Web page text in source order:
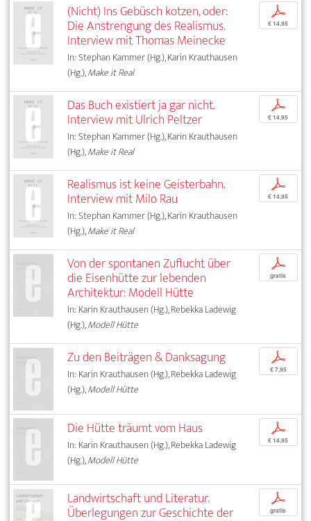
(Nicht) Ins Gebüsch kotzen, oder:
Die Anstrengung des Realismus.
Interview mit Thomas Meinecke
In: Stephan Kammer (Hg.), Karin Krauthausen
(Hg.),Make it Real
p
€ 14,95
Das Buch existiert ja gar nicht.
Interview mit Ulrich Peltzer
In: Stephan Kammer (Hg.), Karin Krauthausen
(Hg.),Make it Real
p
€ 14,95
Realismus ist keine Geisterbahn.
Interview mit Milo Rau
In: Stephan Kammer (Hg.), Karin Krauthausen
(Hg.),Make it Real
p
€ 14,95
Von der spontanen Zuflucht über
die Eisenhütte zur lebenden
Architektur: Modell Hütte
In: Karin Krauthausen (Hg.), Rebekka Ladewig
(Hg.),Modell Hütte
p
gratis
Zu den Beiträgen & Danksagung
In: Karin Krauthausen (Hg.), Rebekka Ladewig
(Hg.),Modell Hütte
p
€ 7,95
Die Hütte träumt vom Haus
In: Karin Krauthausen (Hg.), Rebekka Ladewig
(Hg.),Modell Hütte
p
€ 14,95
Landwirtschaft und Literatur.
Überlegungen zur Geschichte der
p
gratis